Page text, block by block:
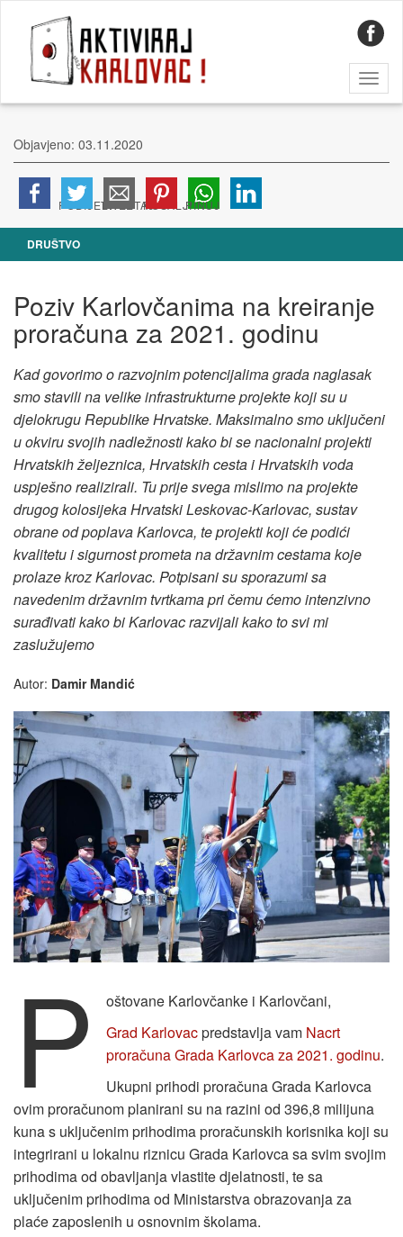
Objavjeno: 03.11.2020
DRUŠTVO
Poziv Karlovčanima na kreiranje
proračuna za 2021. godinu
Kad govorimo o razvojnim potencijalima grada naglasak
smo stavili na velike infrastrukturne projekte koji su u
djelokrugu Republike Hrvatske. Maksimalno smo uključeni
u okviru svojih nadležnosti kako bi se nacionalni projekti
Hrvatskih željeznica, Hrvatskih cesta i Hrvatskih voda
uspješno realizirali. Tu prije svega mislimo na projekte
drugog kolosijeka Hrvatski Leskovac-Karlovac, sustav
obrane od poplava Karlovca, te projekti koji će podići
kvalitetu i sigurnost prometa na državnim cestama koje
prolaze kroz Karlovac. Potpisani su sporazumi sa
navedenim državnim tvrtkama pri čemu ćemo intenzivno
surađivati kako bi Karlovac razvijali kako to svi mi
zaslužujemo
Autor: Damir Mandić
P
oštovane Karlovčanke i Karlovčani,
Grad Karlovacpredstavlja vam Nacrt
proračuna Grada Karlovca za 2021. godinu.
Ukupni prihodi proračuna Grada Karlovca
ovim proračunom planirani su na razini od 396,8 milijuna
kuna s uključenim prihodima proračunskih korisnika koji su
integrirani u lokalnu riznicu Grada Karlovca sa svim svojim
prihodima od obavljanja vlastite djelatnosti, te sa
uključenim prihodima od Ministarstva obrazovanja za
plaće zaposlenih u osnovnim školama.